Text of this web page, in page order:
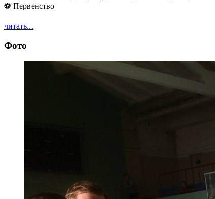
⚽ Первенство
читать...
Фото